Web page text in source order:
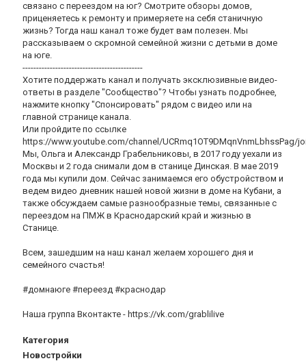
связано с переездом на юг? Смотрите обзоры домов,
приценяетесь к ремонту и примеряете на себя станичную
жизнь? Тогда наш канал тоже будет вам полезен. Мы
рассказываем о скромной семейной жизни с детьми в доме
на юге.
--------------------------------------------
Хотите поддержать канал и получать эксклюзивные видео-
ответы в разделе "Сообщество"? Чтобы узнать подробнее,
нажмите кнопку "Спонсировать" рядом с видео или на
главной странице канала.
Или пройдите по ссылке
https://www.youtube.com/channel/UCRmq1OT9DMqnVnmLbhssPag/
Мы, Ольга и Александр Грабельниковы, в 2017 году уехали из
Москвы и 2 года снимали дом в станице Динская. В мае 2019
года мы купили дом. Сейчас занимаемся его обустройством и
ведем видео дневник нашей новой жизни в доме на Кубани, а
также обсуждаем самые разнообразные темы, связанные с
переездом на ПМЖ в Краснодарский край и жизнью в
Станице.
Всем, зашедшим на наш канал желаем хорошего дня и
семейного счастья!
#домнаюге #переезд #краснодар
Наша группа Вконтакте - https://vk.com/grablilive
Категория
Новостройки